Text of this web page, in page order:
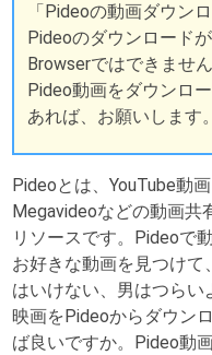
「Pideoの動画ダウン
Pideoのダウンロード
Browserではできませ
Pideo動画をダウンロ
あれば、お願いします
Pideoとは、YouTube動
Megavideoなどの動画
リソースです。Pideoで
お好きな動画を見つけて
はいけない、男はつらい
映画をPideoからダウン
ば良いですか。Pideo動